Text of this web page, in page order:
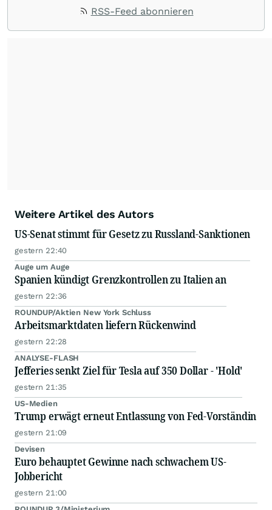
dpa-AFX unabhängig, zuverlässig und schnell
RSS-Feed abonnieren
Weitere Artikel des Autors
US-Senat stimmt für Gesetz zu Russland-Sanktionen
gestern 22:40
Auge um Auge
Spanien kündigt Grenzkontrollen zu Italien an
gestern 22:36
ROUNDUP/Aktien New York Schluss
Arbeitsmarktdaten liefern Rückenwind
gestern 22:28
ANALYSE-FLASH
Jefferies senkt Ziel für Tesla auf 350 Dollar - 'Hold'
gestern 21:35
US-Medien
Trump erwägt erneut Entlassung von Fed-Vorständin
gestern 21:09
Devisen
Euro behauptet Gewinne nach schwachem US-
Jobbericht
gestern 21:00